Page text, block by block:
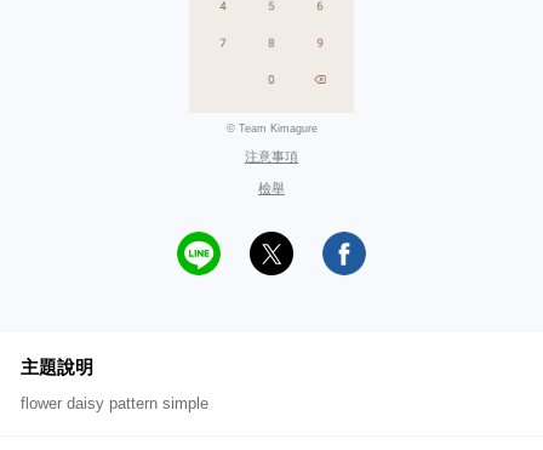
© Team Kimagure
注意事項
檢舉
主題說明
flower daisy pattern simple